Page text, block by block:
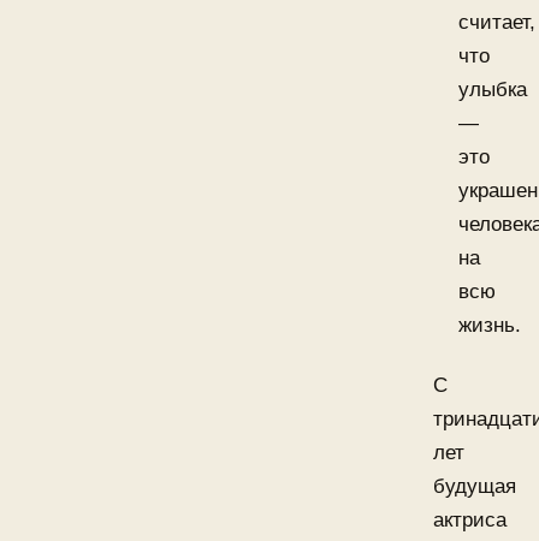
считает,
что
улыбка
—
это
на
всю
жизнь.
С
лет
будущая
актриса